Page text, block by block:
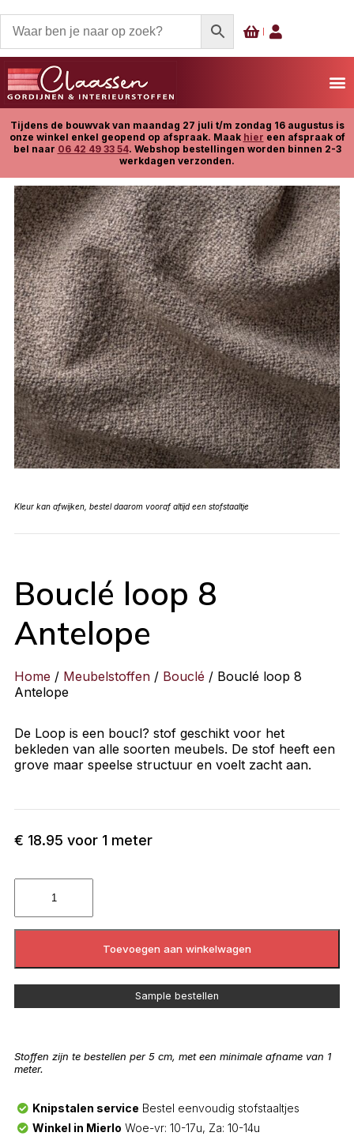
Tijdens de bouwvak van maandag 27 juli t/m zondag 16 augustus is
onze winkel enkel geopend op afspraak. Maak hier een afspraak of
bel naar 06 42 49 33 54. Webshop bestellingen worden binnen 2-3
werkdagen verzonden.
Kleur kan afwijken, bestel daarom vooraf altijd een stofstaaltje
Bouclé loop 8
Antelope
Home / Meubelstoffen / Bouclé / Bouclé loop 8
Antelope
De Loop is een boucl? stof geschikt voor het
bekleden van alle soorten meubels. De stof heeft een
grove maar speelse structuur en voelt zacht aan.
€ 18.95 voor 1 meter
Toevoegen aan winkelwagen
Sample bestellen
Stoffen zijn te bestellen per 5 cm, met een minimale afname van 1
meter.
Knipstalen service Bestel eenvoudig stofstaaltjes
Winkel in Mierlo Woe-vr: 10-17u, Za: 10-14u